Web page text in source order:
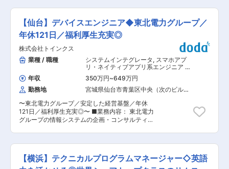
ジャイル）開発を採用しています。これにより、
各メンバーが案件を担当し、効率的にプロジェク
トを進めることができます。 使用している技術に
は、Swift、AndroidJava、AWS、Firebaseなど
があり、最新の技術を活用しています。技術選定
においては、ボトムアップのアプローチを採用し
ており、エンジニアからの意見を積極的に抽出
し、チームに反映させています。エンジニアが興
味を持てる技術を選ぶことで、モチベーションや
生産性、品質の向上が図られ、新しい技術への挑
戦が個人のキャリアや市場価値の向上にもつなが
る環境を整えています。 ■働く環境： 残業をし
ない風土が根付いており、私服やネイル、さらに
は、基本的に週に1回の出社を行い、テレワーク
がメインとなっています。 変更の範囲：会社の定
のアップデートや新規機能について、営業部門と
連携を図りながら開発しています。iOS、Andorid
の開発チームで分かれており開発業務は内製化を
実現しております。要件定義から開発、保守まで
一貫して対応を行いますのでスマホアプリエンジ
ニアとしてのキャリアアップができる環境です。
機能ごとに担当が分かれており、仕様書作成から
開発まで対応いただきます。経験豊富なメンバー
が揃っておりますので、安心して経験を積んでい
ただくことが可能です。 ■プロダクト： ＜LIFE-
Web Desk アプリ＞ クレジットカードおよびプリ
ペイドカードの利用管理をスマートフォンで完結
させ、利用明細やポイント確認、支払い方法の変
更などを通じて、ライフカードユーザーの利便性
と安心感を向上はもちろんのこと、ユーザ視点の
UI/UXを提供することにより、企業ブランディン
iOS：Swift、UIKit ・Android：Kotlin ◇ バージ
ョン管理 ・AWS CodeCommit ◇ CI/CD ・iOS：
【仙台】デバイスエンジニア◆東北電力グループ／
年休121日／福利厚生充実◎
株式会社トインクス
業種 / 職種
システムインテグレータ , スマホアプ
リ・ネイティブアプリ系エンジニア マ
ークアップエンジニア・コーダー・フ
ロントエンドエンジニア（Web・モバ
イル）
年収 350万円~649万円
勤務地
宮城県仙台市青葉区中央（次のビルを
〜東北電力グループ／安定した経営基盤／年休
121日／福利厚生充実◎〜 ■業務内容： 東北電力
グループの情報システムの企画・コンサルティン
トデバイス関連の業務をご担当いただきます。 ■
業務詳細： ◇法人向けWindowsクライアントPC
設計・環境設定作業（マスタイメージ作成、キッ
【横浜】テクニカルプログラムマネージャー◇英語